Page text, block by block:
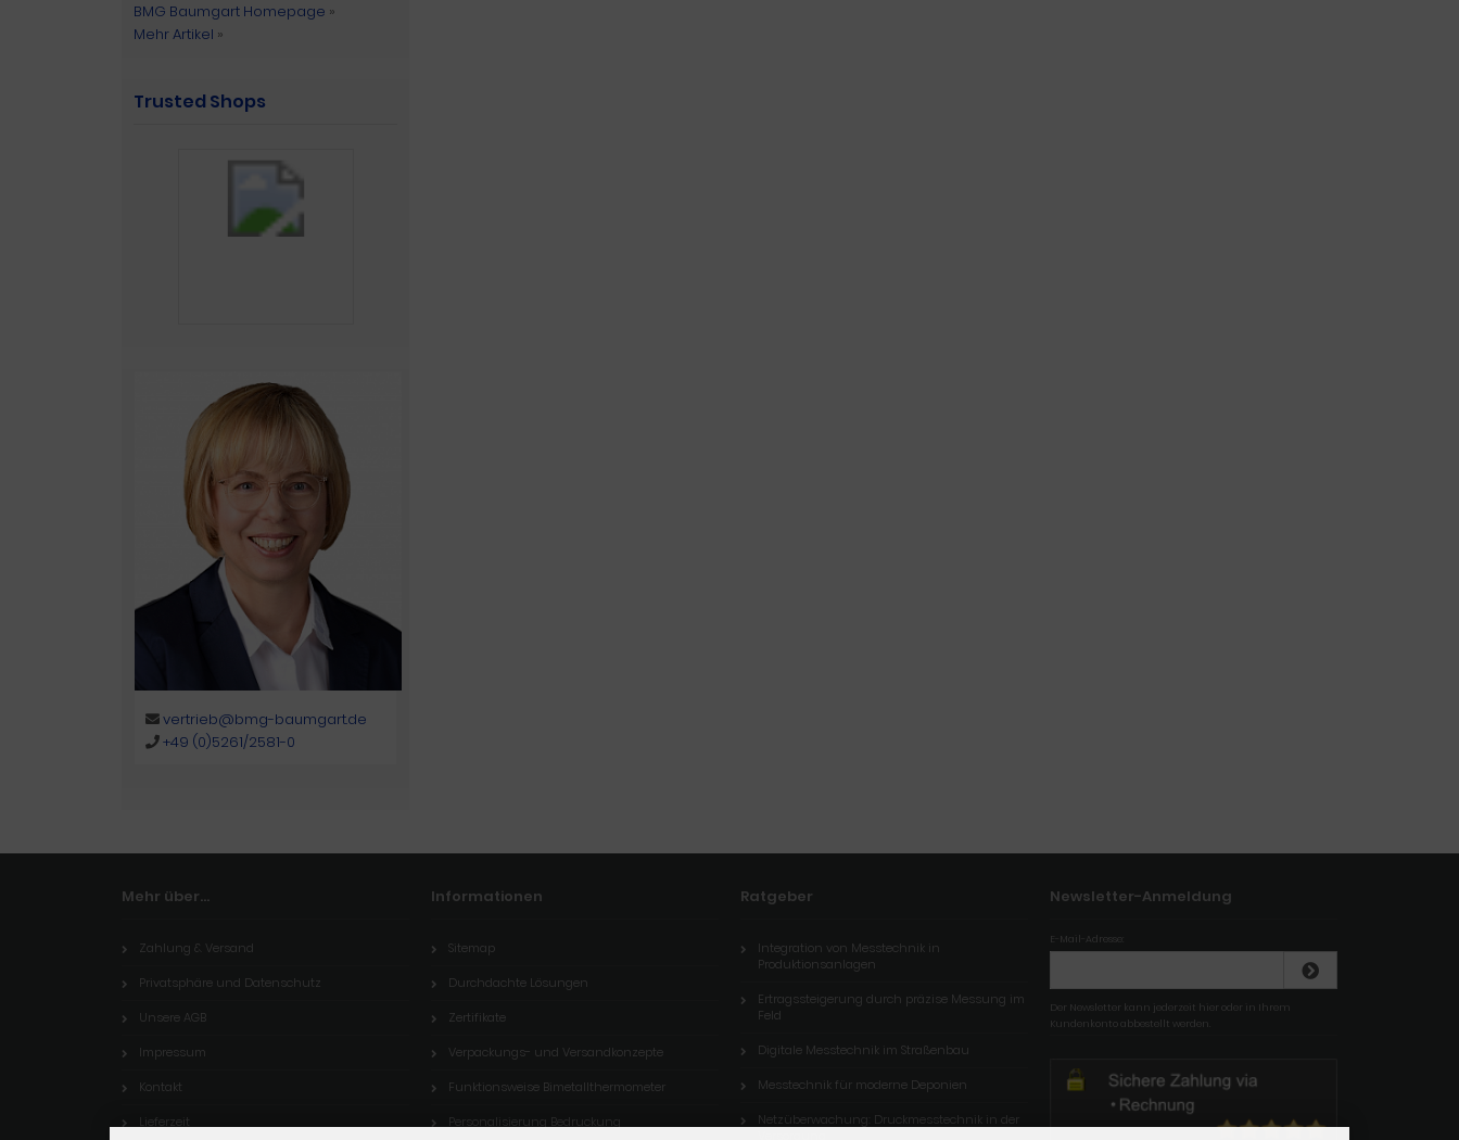
BMG Baumgart Homepage »
Mehr Artikel »
Trusted Shops
vertrieb@bmg-baumgart.de
+49 (0)5261/2581-0
Mehr über...
Zahlung & Versand
Privatsphäre und Datenschutz
Unsere AGB
Impressum
Kontakt
Lieferzeit
Informationen
Sitemap
Durchdachte Lösungen
Zertifikate
Verpackungs- und Versandkonzepte
Funktionsweise Bimetallthermometer
Personalisierung Bedruckung
Ratgeber
Integration von Messtechnik in
Produktionsanlagen
Ertragssteigerung durch präzise Messung im
Feld
Digitale Messtechnik im Straßenbau
Messtechnik für moderne Deponien
Netzüberwachung: Druckmesstechnik in der
Newsletter-Anmeldung
E-Mail-Adresse:
Der Newsletter kann jederzeit hier oder in Ihrem
Kundenkonto abbestellt werden.